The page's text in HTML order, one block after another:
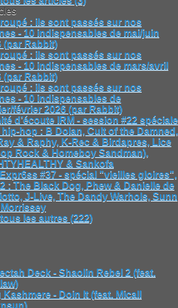
: ils sont passés sur nos
- 10 indispensables de mai/juin
(par Rabbit)
: ils sont passés sur nos
- 10 indispensables de mars/avril
(par Rabbit)
: ils sont passés sur nos
- 10 indispensables de
février 2026 (par Rabbit)
d’écoute IRM - session #22 spéciale
hop : B Dolan, Cult of the Damned,
& Raphy, K-Rec & Birdapres, Lice
Rock & Homeboy Sandman),
& Sankofa
Expr6ss #37 - spécial "vieilles gloires",
: The Black Dog, Phew & Danielle de
J-Live, The Dandy Warhols, Sunn
Morrissey
les autres (222)
Deck - Shaolin Rebel 2 (feat.
Kashmere - Doin It (feat. Micall